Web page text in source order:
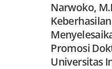
Narwoko,
Keberhasilan
Promosi
Universitas